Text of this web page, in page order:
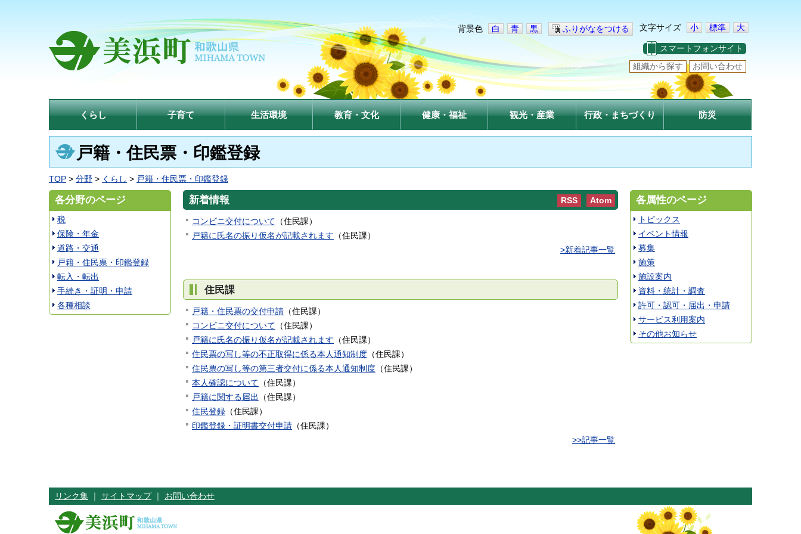
文字サイズ 小 標準 大
背景色 白 青 黒 ふりがなをつける
スマートフォンサイト
組織から探す
お問い合わせ
くらし 子育て 生活環境 教育・文化 健康・福祉 観光・産業 行政・まちづくり 防災
戸籍・住民票・印鑑登録
TOP > 分野 > くらし > 戸籍・住民票・印鑑登録
新着情報 RSS Atom
コンビニ交付について （住民課）
戸籍に氏名の振り仮名が記載されます （住民課）
>新着記事一覧
住民課
戸籍・住民票の交付申請 （住民課）
コンビニ交付について （住民課）
戸籍に氏名の振り仮名が記載されます （住民課）
住民票の写し等の不正取得に係る本人通知制度 （住民課）
住民票の写し等の第三者交付に係る本人通知制度 （住民課）
本人確認について （住民課）
戸籍に関する届出
（住民課）
住民登録 （住民課）
印鑑登録・証明書交付申請 （住民課）
>>記事一覧
各分野のページ
税
保険・年金
道路・交通
戸籍・住民票・印鑑登録
転入・転出
手続き・証明・申請
各種相談
各属性のページ
トピックス
イベント情報
募集
施策
施設案内
資料・統計・調査
許可・認可・届出・申請
サービス利用案内
その他お知らせ
リンク集 ｜ サイトマップ｜ お問い合わせ